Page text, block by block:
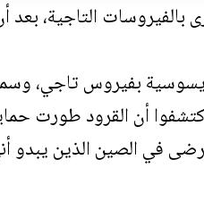
بالفيروسات التاجية، بعد
بفيروس تاجي،
في الصين الذين يبدو